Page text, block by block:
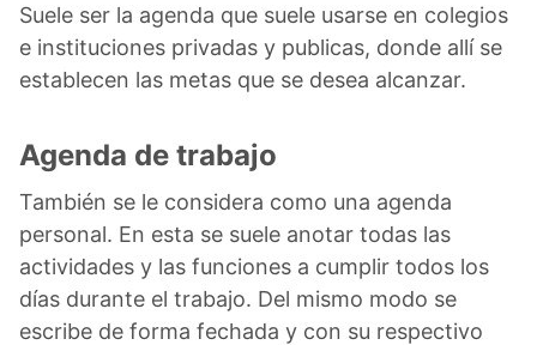
Suele ser la agenda que suele usarse en colegios
e instituciones privadas y publicas, donde allí se
establecen las metas que se desea alcanzar.
Agenda de trabajo
También se le considera como una agenda
personal. En esta se suele anotar todas las
actividades y las funciones a cumplir todos los
días durante el trabajo. Del mismo modo se
escribe de forma fechada y con su respectivo